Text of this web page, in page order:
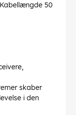
50
skaber
i den